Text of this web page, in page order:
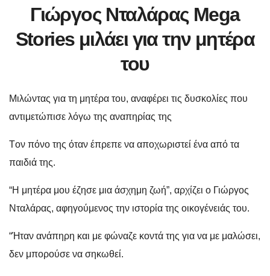
Γιώργος Νταλάρας Mega
Stories μιλάει για την μητέρα
του
Μιλώντας για τη μητέρα του, αναφέρει τις δυσκολίες που
αντιμετώπισε λόγω της αναπηρίας της
Tον πόνο της όταν έπρεπε να αποχωριστεί ένα από τα
παιδιά της.
“Η μητέρα μου έζησε μια άσχημη ζωή”, αρχίζει ο Γιώργος
Νταλάρας, αφηγούμενος την ιστορία της οικογένειάς του.
“Ήταν ανάπηρη και με φώναζε κοντά της για να με μαλώσει,
δεν μπορούσε να σηκωθεί.